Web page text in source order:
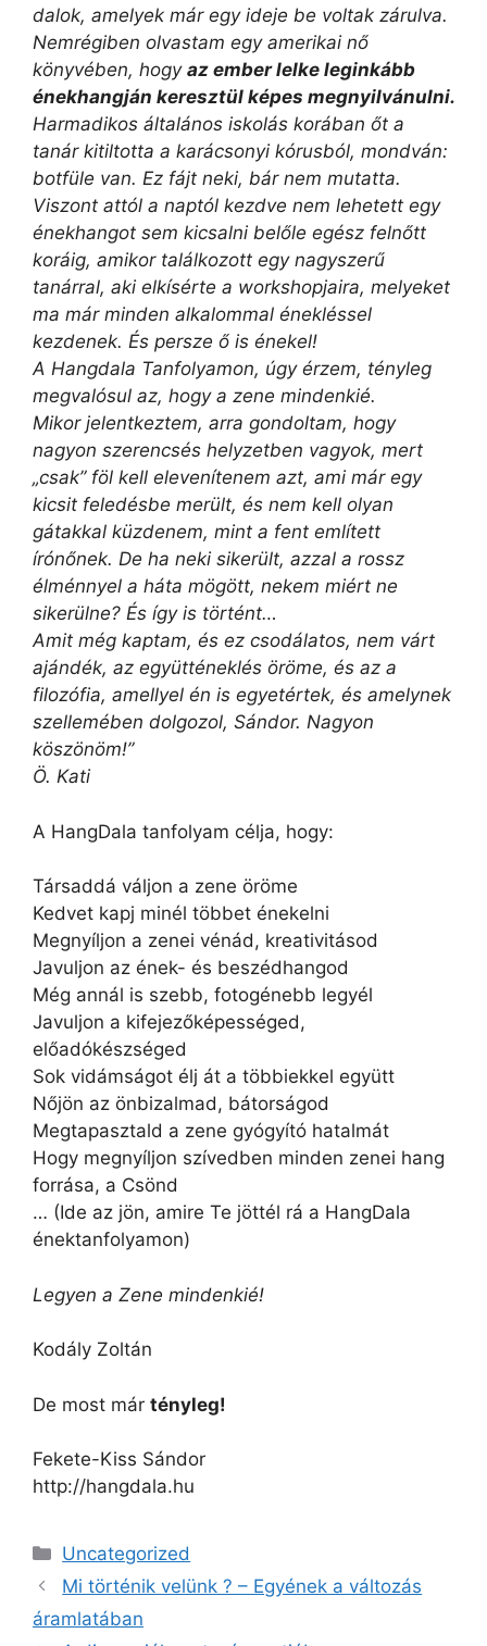
dalok, amelyek már egy ideje be voltak zárulva.
Nemrégiben olvastam egy amerikai nő
könyvében, hogy az ember lelke leginkább
énekhangján keresztül képes megnyilvánulni.
Harmadikos általános iskolás korában őt a
tanár kitiltotta a karácsonyi kórusból, mondván:
botfüle van. Ez fájt neki, bár nem mutatta.
Viszont attól a naptól kezdve nem lehetett egy
énekhangot sem kicsalni belőle egész felnőtt
koráig, amikor találkozott egy nagyszerű
tanárral, aki elkísérte a workshopjaira, melyeket
ma már minden alkalommal énekléssel
kezdenek. És persze ő is énekel!
A Hangdala Tanfolyamon, úgy érzem, tényleg
megvalósul az, hogy a zene mindenkié.
Mikor jelentkeztem, arra gondoltam, hogy
nagyon szerencsés helyzetben vagyok, mert
„csak” föl kell elevenítenem azt, ami már egy
kicsit feledésbe merült, és nem kell olyan
gátakkal küzdenem, mint a fent említett
írónőnek. De ha neki sikerült, azzal a rossz
élménnyel a háta mögött, nekem miért ne
sikerülne? És így is történt…
Amit még kaptam, és ez csodálatos, nem várt
ajándék, az együtténeklés öröme, és az a
filozófia, amellyel én is egyetértek, és amelynek
szellemében dolgozol, Sándor. Nagyon
köszönöm!”
Ö. Kati
A HangDala tanfolyam célja, hogy:
Társaddá váljon a zene öröme
Kedvet kapj minél többet énekelni
Megnyíljon a zenei vénád, kreativitásod
Javuljon az ének- és beszédhangod
Még annál is szebb, fotogénebb legyél
Javuljon a kifejezőképességed,
előadókészséged
Sok vidámságot élj át a többiekkel együtt
Nőjön az önbizalmad, bátorságod
Megtapasztald a zene gyógyító hatalmát
Hogy megnyíljon szívedben minden zenei hang
forrása, a Csönd
… (Ide az jön, amire Te jöttél rá a HangDala
énektanfolyamon)
Legyen a Zene mindenkié!
Kodály Zoltán
De most már tényleg!
Fekete-Kiss Sándor
http://hangdala.hu
Kategória
Uncategorized
Mi történik velünk ? – Egyének a változás
áramlatában